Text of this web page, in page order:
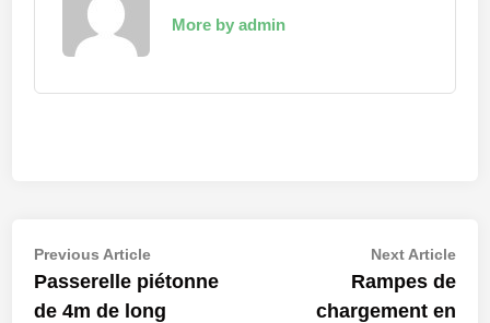
More by admin
Navigation
de
Previous ArticlePrevious
article:
Passerelle piétonne
de 4m de long
Next ArticleNext
Rampes de
chargement en